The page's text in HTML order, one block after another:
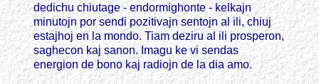
dedichu chiutage - endormighonte - kelkajn
minutojn por sendi pozitivajn sentojn al ili, chiuj
estajhoj en la mondo. Tiam deziru al ili prosperon,
saghecon kaj sanon. Imagu ke vi sendas
energion de bono kaj radiojn de la dia amo.